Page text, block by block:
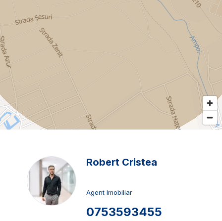
Robert Cristea
Agent Imobiliar
0753593455